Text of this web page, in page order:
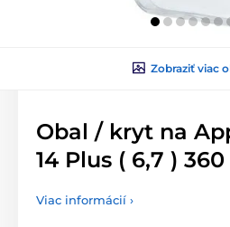
Zobraziť viac
Obal / kryt na
14 Plus ( 6,7 )
Viac informácií ›